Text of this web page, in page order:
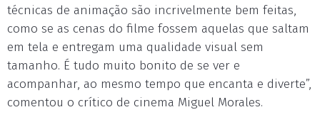
técnicas de animação são incrivelmente bem feitas,
como se as cenas do filme fossem aquelas que saltam
em tela e entregam uma qualidade visual sem
tamanho. É tudo muito bonito de se ver e
acompanhar, ao mesmo tempo que encanta e diverte”,
comentou o crítico de cinema Miguel Morales.